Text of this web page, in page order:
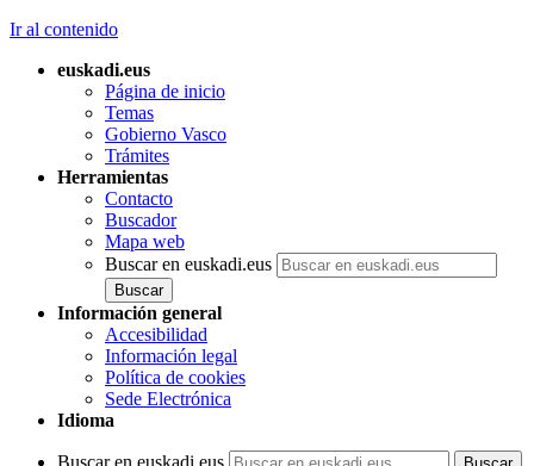
Ir al contenido
euskadi.eus
Página de inicio
Temas
Gobierno Vasco
Trámites
Herramientas
Contacto
Buscador
Mapa web
Buscar en euskadi.eus
Información general
Accesibilidad
Información legal
Política de cookies
Sede Electrónica
Idioma
Buscar en euskadi.eus